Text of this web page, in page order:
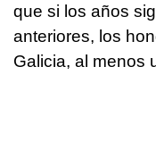
que si los años
anteriores, los
Galicia, al menos